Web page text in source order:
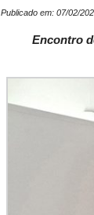
Publicado em: 07/02/
Encontro